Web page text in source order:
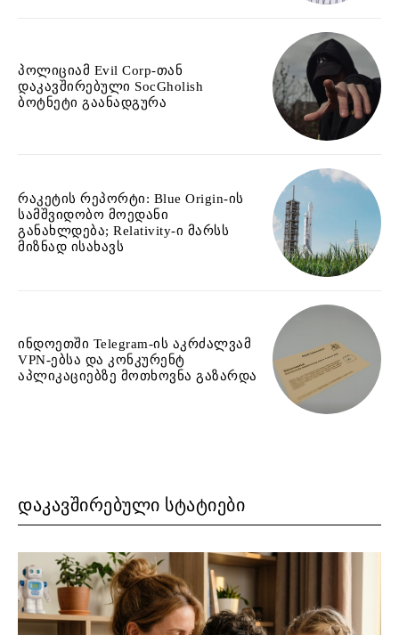
პოლიციამ Evil Corp-თან
დაკავშირებული SocGholish
ბოტნეტი გაანადგურა
რაკეტის რეპორტი: Blue Origin-ის
სამშვიდობო მოედანი
განახლდება; Relativity-ი მარსს
მიზნად ისახავს
ინდოეთში Telegram-ის აკრძალვამ
VPN-ებსა და კონკურენტ
აპლიკაციებზე მოთხოვნა გაზარდა
ᲓᲐᲙᲐᲕᲨᲘᲠᲔᲑᲣᲚᲘ ᲡᲢᲐᲢᲘᲔᲑᲘ